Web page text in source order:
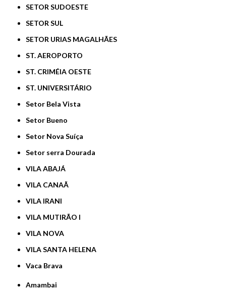
SETOR SUDOESTE
SETOR SUL
SETOR URIAS MAGALHÃES
ST. AEROPORTO
ST. CRIMÉIA OESTE
ST. UNIVERSITÁRIO
Setor Bela Vista
Setor Bueno
Setor Nova Suíça
Setor serra Dourada
VILA ABAJÁ
VILA CANAÃ
VILA IRANI
VILA MUTIRÃO I
VILA NOVA
VILA SANTA HELENA
Vaca Brava
Amambai